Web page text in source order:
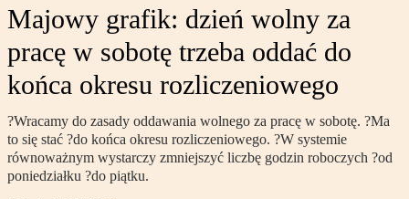
Majowy grafik: dzień wolny za
pracę w sobotę trzeba oddać do
końca okresu rozliczeniowego
?Wracamy do zasady oddawania wolnego za pracę w sobotę. ?Ma
to się stać ?do końca okresu rozliczeniowego. ?W systemie
równoważnym wystarczy zmniejszyć liczbę godzin roboczych ?od
poniedziałku ?do piątku.